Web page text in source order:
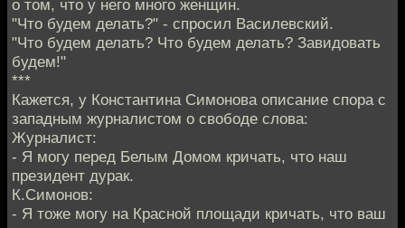
о том, что у него много женщин.
"Что будем делать?" - спросил Василевский.
"Что будем делать? Что будем делать? Завидовать
будем!"
***
Кажется, у Константина Симонова описание спора с
западным журналистом о свободе слова:
Журналист:
- Я могу перед Белым Домом кричать, что наш
президент дурак.
К.Симонов:
- Я тоже могу на Красной площади кричать, что ваш